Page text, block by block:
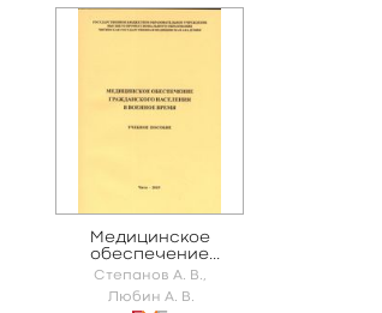
Медицинское
обеспечение
гражданского
населения в военное
время
Степанов А. В.,
Любин А. В.